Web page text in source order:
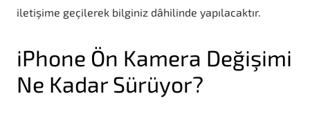
iletişime geçilerek bilginiz dâhilinde yapılacaktır.
iPhone Ön Kamera Değişimi
Ne Kadar Sürüyor?